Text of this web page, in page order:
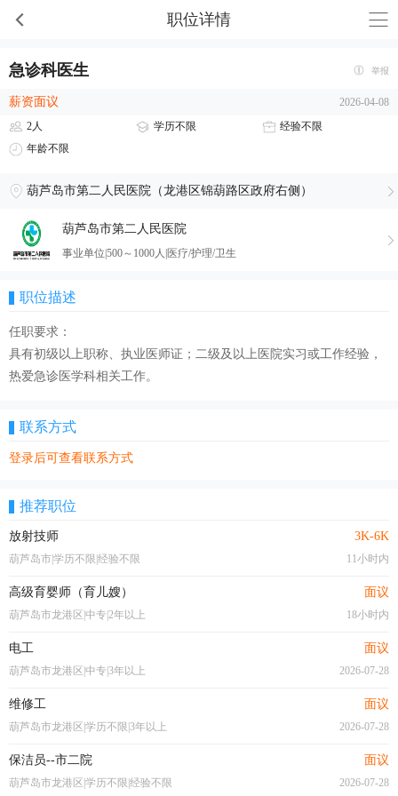
职位详情
急诊科医生 举报
薪资面议
2026-04-08
2人
学历不限
经验不限
年龄不限
葫芦岛市第二人民医院（龙港区锦葫路区政府右侧）
葫芦岛市第二人民医院
事业单位|500～1000人|医疗/护理/卫生
职位描述
任职要求：
具有初级以上职称、执业医师证；二级及以上医院实习或工作经验，
热爱急诊医学科相关工作。
联系方式
登录后可查看联系方式
推荐职位
放射技师 3K-6K
葫芦岛市|学历不限|经验不限 11小时内
高级育婴师（育儿嫂） 面议
葫芦岛市龙港区|中专|2年以上 18小时内
电工 面议
葫芦岛市龙港区|中专|3年以上 2026-07-28
维修工 面议
葫芦岛市龙港区|学历不限|3年以上 2026-07-28
保洁员--市二院 面议
葫芦岛市龙港区|学历不限|经验不限 2026-07-28